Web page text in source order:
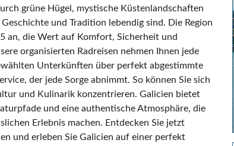
grüne Hügel, mystische Küstenlandschaften
und Tradition lebendig sind. Die Region
an, die Wert auf Komfort, Sicherheit und
organisierten Radreisen nehmen Ihnen jede
Unterkünften über perfekt abgestimmte
der jede Sorge abnimmt. So können Sie sich
und Kulinarik konzentrieren. Galicien bietet
und eine authentische Atmosphäre, die
Erlebnis machen. Entdecken Sie jetzt
und erleben Sie Galicien auf einer perfekt